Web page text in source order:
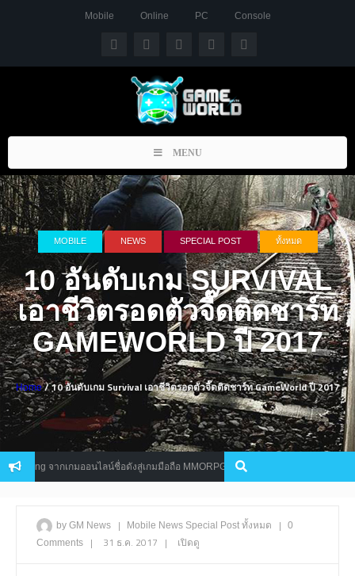
Mobile Online PC Console
Toggle
navigation
MENU
MOBILE NEWS SPECIAL POST ทั้งหมด
10 อันดับเกม SURVIVAL
เอาชีวิตรอดตัวจี๊ดติดชาร์ท
GAMEWORLD ปี 2017
Home/ 10 อันดับเกม Survival เอาชีวิตรอดตัวจี๊ดติดชาร์ท GameWorld ปี 2017
ากเกมออนไลน์ชื่อดังสู่เกมมือถือ MMORPG สุดมันส์
by GM News | Mobile News Special Post ทั้งหมด |
0
Comments
| 31 ธ.ค. 2017 | เปิดดู